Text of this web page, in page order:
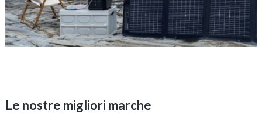
Le nostre migliori marche